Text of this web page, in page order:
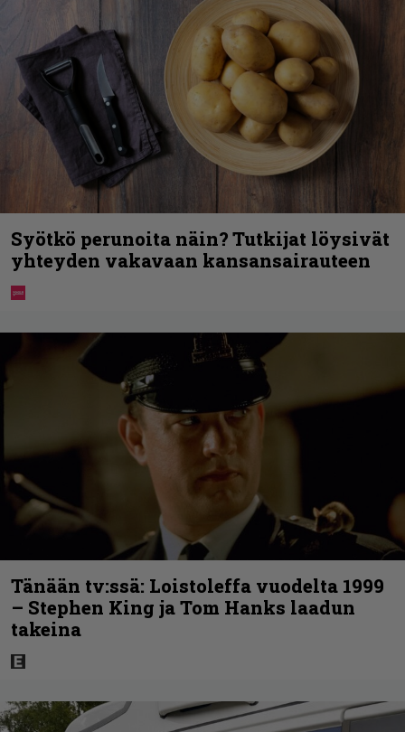
Syötkö perunoita näin? Tutkijat löysivät
yhteyden vakavaan kansansairauteen
Tänään tv:ssä: Loistoleffa vuodelta 1999
– Stephen King ja Tom Hanks laadun
takeina